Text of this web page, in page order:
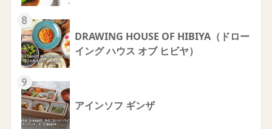
8
DRAWING HOUSE OF HIBIYA（ドロー
イング ハウス オブ ヒビヤ）
9
アインソフ ギンザ